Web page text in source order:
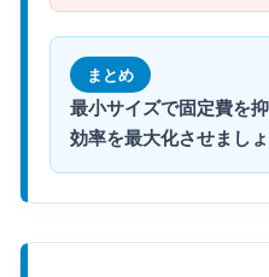
まとめ
最小サイズで固定費を
効率を最大化させましょ